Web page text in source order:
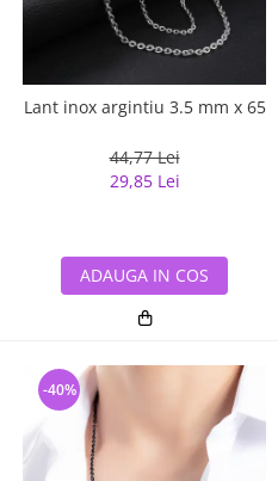
Lant inox argintiu 3.5 mm x 65
44,77 Lei
29,85 Lei
ADAUGA IN COS
-40%